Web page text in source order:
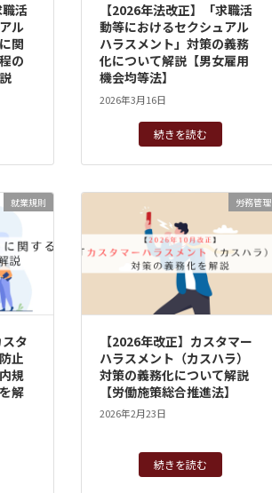
職活
ル
関
の
【2026年法改正】「求職活
動等におけるセクシュアル
ハラスメント」対策の義務
化について解説【男女雇用
機会均等法】
2026年3月16日
続きを読む
就業規則
タ
止
規
解
労務管理
【2026年改正】カスタマー
ハラスメント（カスハラ）
対策の義務化について解説
【労働施策総合推進法】
2026年2月23日
続きを読む